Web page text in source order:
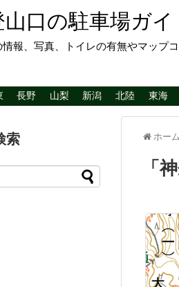
口の駐車場ガイ
報、写真、トイレの有無やマップ
長野 山梨 新潟 北陸 東海
ホーム
「
索